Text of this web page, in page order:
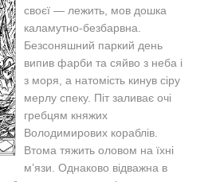
своєї — лежить, мов дошка
каламутно-безбарвна.
Безсоняшний паркий день
випив фарби та сяйво з неба і
з моря, а натомість кинув сіру
мерлу спеку. Піт заливає очі
гребцям княжих
Володимирових кораблів.
Втома тяжить оловом на їхні
м’язи. Однаково відважна в